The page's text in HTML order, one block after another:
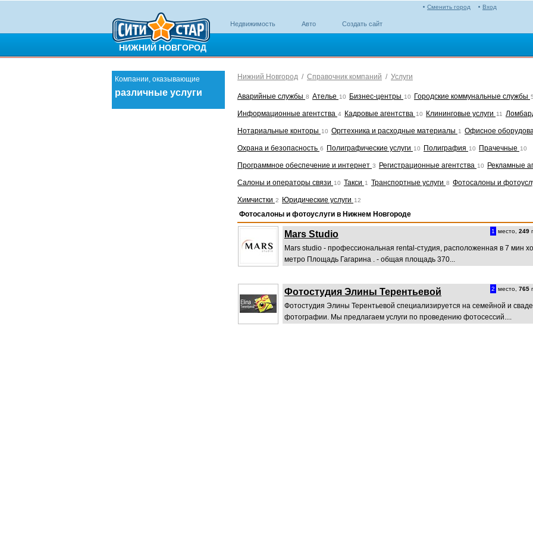
НИЖНИЙ НОВГОРОД
Вход
Сменить город
Недвижимость Авто Создать сайт
Компании, оказывающие
различные услуги
Нижний Новгород / Справочник компаний / Услуги
Аварийные службы 8 Ателье 10 Бизнес-центры 10 Городские коммунальные службы 5
Информационные агентства 4 Кадровые агентства 10 Клининговые услуги 11
Нотариальные конторы 10 Оргтехника и расходные материалы 1 Офисное
Охрана и безопасность 6 Полиграфические услуги 10 Полиграфия 10 Прачечные 10
Программное обеспечение и интернет 3 Регистрационные агентства 10 Рекламные
Салоны и операторы связи 10 Такси 1 Транспортные услуги 8 Фотосалоны и
Химчистки 2 Юридические услуги 12
Фотосалоны и фотоуслуги в Нижнем Новгороде
Mars Studio 1 место, 249
Mars studio - профессиональная rental-студия, расположенная в 7 мин
метро Площадь Гагарина . - общая площадь 370...
Фотостудия Элины Терентьевой 2 место, 765
Фотостудия Элины Терентьевой специализируется на семейной и
фотографии. Мы предлагаем услуги по проведению фотосессий....